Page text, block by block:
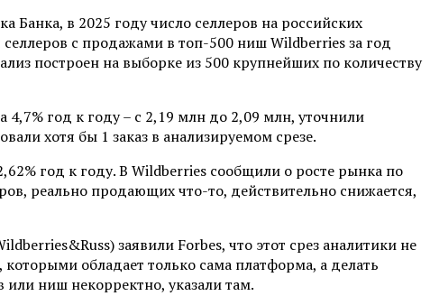
Банка, в 2025 году число селлеров на российских
селлеров с продажами в топ-500 ниш Wildberries за год
построен на выборке из 500 крупнейших по количеству
4,7% год к году – с 2,19 млн до 2,09 млн, уточнили
хотя бы 1 заказ в анализируемом срезе.
год к году. В Wildberries сообщили о росте рынка по
реально продающих что-то, действительно снижается,
заявили Forbes, что этот срез аналитики не
обладает только сама платформа, а делать
ниш некорректно, указали там.